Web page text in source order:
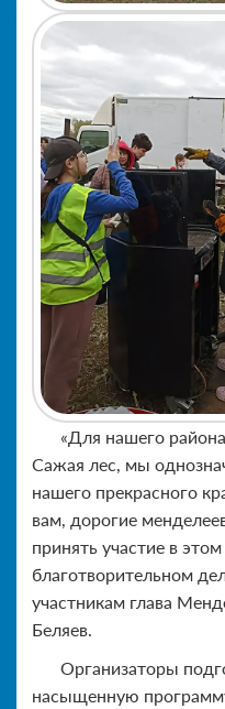
«Для нашего
Сажая лес, мы
нашего прекрасного
вам, дорогие
принять участие в
благотворительном
участникам глава
Беляев.
Организаторы
насыщенную